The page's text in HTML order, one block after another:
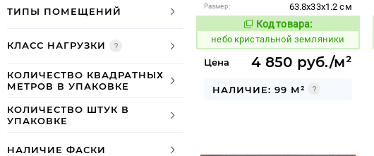
ТИПЫ ПОМЕЩЕНИЙ
КЛАСС НАГРУЗКИ
КОЛИЧЕСТВО КВАДРАТНЫХ
МЕТРОВ В УПАКОВКЕ
КОЛИЧЕСТВО ШТУК В
УПАКОВКЕ
НАЛИЧИЕ ФАСКИ
Размер:
63.8x33x1.2 см
Код товара:
1123781 Код товара:
небо кристальной земляники
Цена 4 850 руб./м²
НАЛИЧИЕ: 99 М²